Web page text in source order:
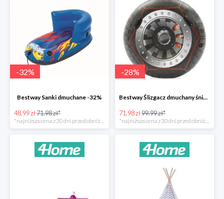
-32%
Bestway Sanki dmuchane -32%
48.99 zł71.98 zł*
*najniższa cena z 30 dni przed obniżką
-28%
Bestway Ślizgacz dmuchany śniegowy H2OGO -28%
71.98 zł99.99 zł*
*najniższa cena z 30 dni przed obniżką